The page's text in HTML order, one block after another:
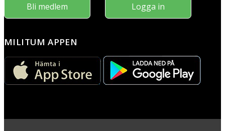
Bli medlem Logga in
MILITUM APPEN